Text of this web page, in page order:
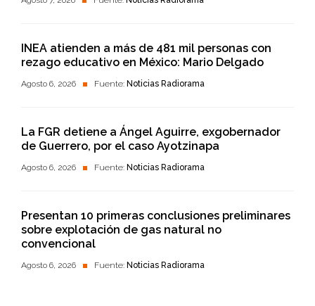
INEA atienden a más de 481 mil personas con
rezago educativo en México: Mario Delgado
Agosto 6, 2026 Fuente: Noticias Radiorama
La FGR detiene a Ángel Aguirre, exgobernador
de Guerrero, por el caso Ayotzinapa
Agosto 6, 2026 Fuente: Noticias Radiorama
Presentan 10 primeras conclusiones preliminares
sobre explotación de gas natural no
convencional
Agosto 6, 2026 Fuente: Noticias Radiorama